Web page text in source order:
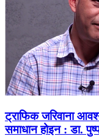
ट्राफिक जरिवाना
समाधान होइन : डा.